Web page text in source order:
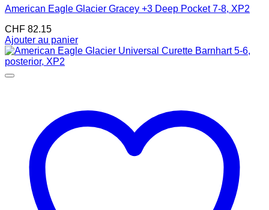
American Eagle Glacier Gracey +3 Deep Pocket 7-8, XP2
CHF 82.15
Ajouter au panier